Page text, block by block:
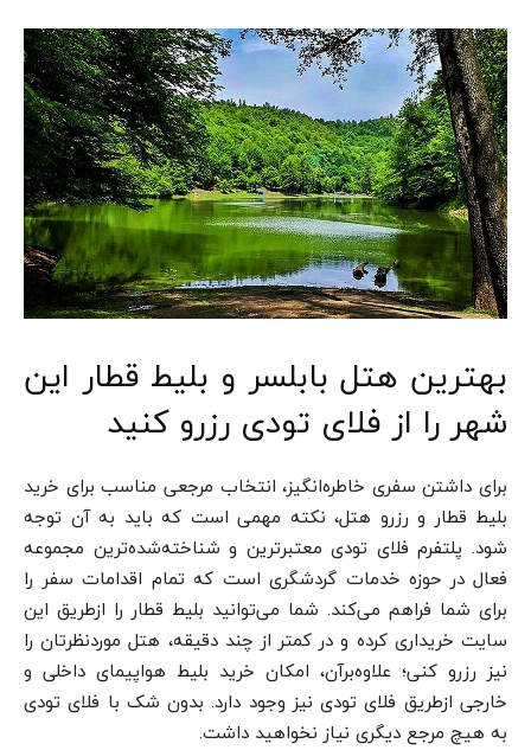
بهترین هتل بابلسر و بلیط قطار این
شهر را از فلای تودی رزرو کنید
برای داشتن سفری خاطره‌انگیز، انتخاب مرجعی مناسب برای خرید
بلیط قطار و رزرو هتل، نکته مهمی است که باید به آن توجه
شود. پلتفرم فلای تودی معتبرترین و شناخته‌شده‌ترین مجموعه
فعال در حوزه خدمات گردشگری است که تمام اقدامات سفر را
برای شما فراهم می‌کند. شما می‌توانید بلیط قطار را از‌طریق این
سایت خریداری کرده و در کمتر از چند دقیقه، هتل موردنظرتان را
نیز رزرو کنی؛ علاوه‌بر‌آن، امکان خرید بلیط هواپیمای داخلی و
خارجی از‌طریق فلای تودی نیز وجود دارد. بدون شک با فلای تودی
به هیچ مرجع دیگری نیاز نخواهید داشت.